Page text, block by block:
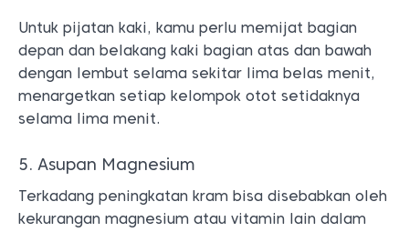
Untuk pijatan kaki, kamu perlu memijat bagian
depan dan belakang kaki bagian atas dan bawah
dengan lembut selama sekitar lima belas menit,
menargetkan setiap kelompok otot setidaknya
selama lima menit.
5. Asupan Magnesium
Terkadang peningkatan kram bisa disebabkan oleh
kekurangan magnesium atau vitamin lain dalam